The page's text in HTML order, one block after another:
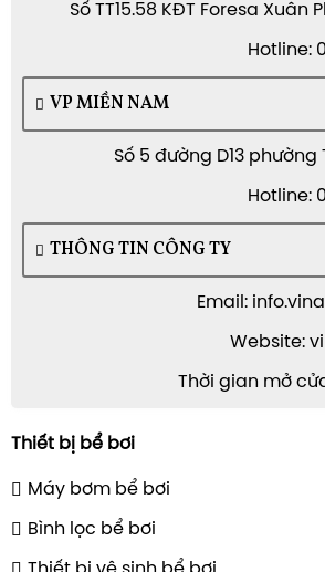
Số TT15.58 KĐT Foresa Xuân
Hotline:
VP MIỀN NAM
Số 5 đường D13 phường
Hotline:
THÔNG TIN CÔNG TY
Email:
Website:
Thời gian mở
Thiết bị bể bơi
Máy bơm bể bơi
Bình lọc bể bơi